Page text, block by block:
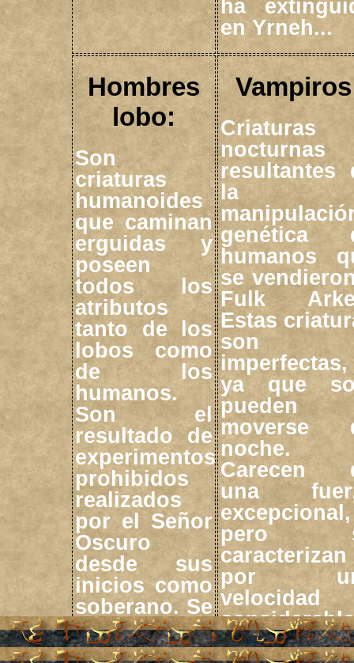
ha
en Yrneh...
Hombres
lobo:
Son
criaturas
humanoides
que caminan
erguidas y
poseen
todos los
atributos
tanto de los
lobos como
de los
humanos.
Son el
resultado de
experimentos
prohibidos
realizados
por el Señor
Oscuro
desde sus
inicios como
soberano. Se
utilizaban
para actuar
Criaturas
nocturnas
resultantes
la
genética
humanos
se
Fulk
Estas
son
imperfectas,
ya que
pueden
moverse
noche.
Carecen
una
excepcional,
pero
caracterizan
por
velocidad
lo que